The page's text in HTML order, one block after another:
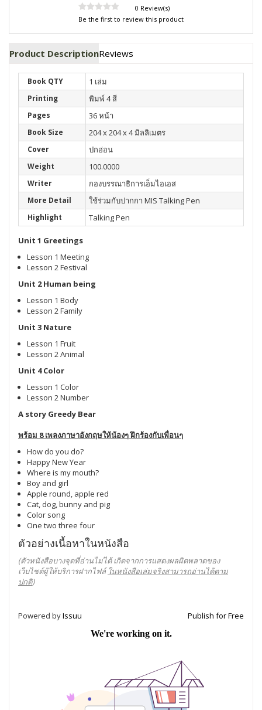
0 Review(s)
Be the first to review this product
Product DescriptionReviews
Book QTY 1 เล่ม
Printing พิมพ์ 4 สี
Pages 36 หน้า
Book Size 204 x 204 x 4 มิลลิเมตร
Cover ปกอ่อน
Weight 100.0000
Writer กองบรรณาธิการเอ็มไอเอส
More Detail ใช้ร่วมกับปากกา MIS Talking Pen
Highlight Talking Pen
Unit 1 Greetings
Lesson 1 Meeting
Lesson 2 Festival
Unit 2 Human being
Lesson 1 Body
Lesson 2 Family
Unit 3 Nature
Lesson 1 Fruit
Lesson 2 Animal
Unit 4 Color
Lesson 1 Color
Lesson 2 Number
A story Greedy Bear
พร้อม 8 เพลงภาษาอังกฤษให้น้องๆ ฝึกร้องกับเพื่อนๆ
How do you do?
Happy New Year
Where is my mouth?
Boy and girl
Apple round, apple red
Cat, dog, bunny and pig
Color song
One two three four
ตัวอย่างเนื้อหาในหนังสือ
(ตัวหนังสือบางจุดที่อ่านไม่ได้ เกิดจากการแสดงผลผิดพลาดของ
เว็บไซต์ผู้ให้บริการฝากไฟล์ ในหนังสือเล่มจริงสามารถอ่านได้ตาม
ปกติ)
Powered byIssuu Publish for Free